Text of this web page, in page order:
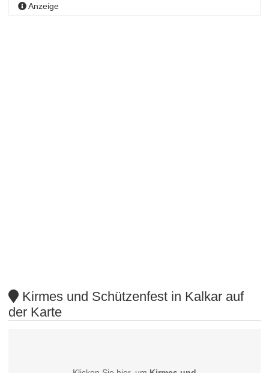
Anzeige
Kirmes und Schützenfest in Kalkar auf
der Karte